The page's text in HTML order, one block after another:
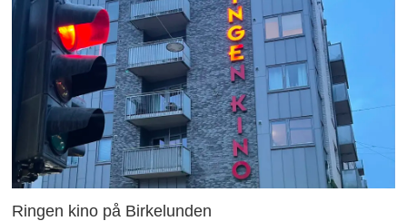
Ringen kino på Birkelunden